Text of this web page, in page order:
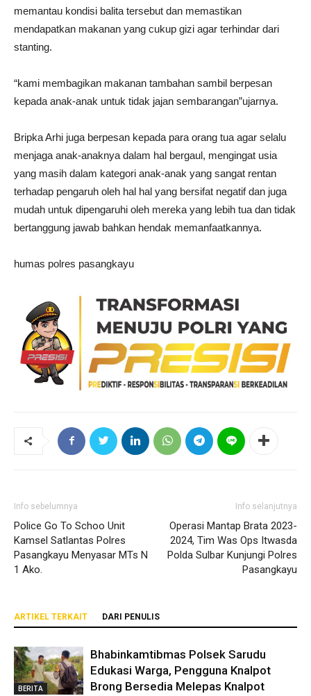
memantau kondisi balita tersebut dan memastikan
mendapatkan makanan yang cukup gizi agar terhindar dari
stanting.
“kami membagikan makanan tambahan sambil berpesan
kepada anak-anak untuk tidak jajan sembarangan”ujarnya.
Bripka Arhi juga berpesan kepada para orang tua agar selalu
menjaga anak-anaknya dalam hal bergaul, mengingat usia
yang masih dalam kategori anak-anak yang sangat rentan
terhadap pengaruh oleh hal hal yang bersifat negatif dan juga
mudah untuk dipengaruhi oleh mereka yang lebih tua dan tidak
bertanggung jawab bahkan hendak memanfaatkannya.
humas polres pasangkayu
Info sebelumnya
Police Go To Schoo Unit
Kamsel Satlantas Polres
Pasangkayu Menyasar MTs N
1 Ako.
Info selanjutnya
Operasi Mantap Brata 2023-
2024, Tim Was Ops Itwasda
Polda Sulbar Kunjungi Polres
Pasangkayu
ARTIKEL TERKAIT DARI PENULIS
BERITA
Bhabinkamtibmas Polsek Sarudu
Edukasi Warga, Pengguna Knalpot
Brong Bersedia Melepas Knalpot